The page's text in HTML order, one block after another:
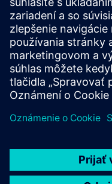
Komplexné
merať, monitorovať a
elektrinu, vodu, palivo,
skutočnou výrobnou
Prečítajte si viac